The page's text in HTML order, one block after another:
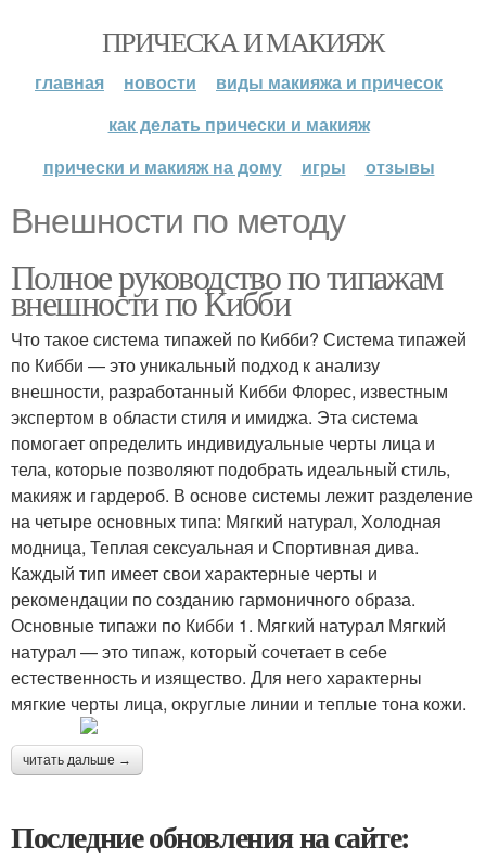
ПРИЧЕСКА И МАКИЯЖ
главная новости
виды макияжа и причесок
как делать прически и макияж
прически и макияж на дому
игры отзывы
Внешности по методу
Полное руководство по типажам
внешности по Кибби
Что такое система типажей по Кибби? Система типажей
по Кибби — это уникальный подход к анализу
внешности, разработанный Кибби Флорес, известным
экспертом в области стиля и имиджа. Эта система
помогает определить индивидуальные черты лица и
тела, которые позволяют подобрать идеальный стиль,
макияж и гардероб. В основе системы лежит разделение
на четыре основных типа: Мягкий натурал, Холодная
модница, Теплая сексуальная и Спортивная дива.
Каждый тип имеет свои характерные черты и
рекомендации по созданию гармоничного образа.
Основные типажи по Кибби 1. Мягкий натурал Мягкий
натурал — это типаж, который сочетает в себе
естественность и изящество. Для него характерны
мягкие черты лица, округлые линии и теплые тона кожи.
читать дальше →
Последние обновления на сайте: